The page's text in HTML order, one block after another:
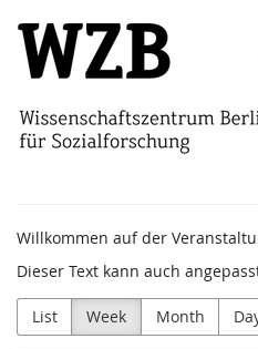
Skip to
main
content
Berlin
für
(WZB)
Willkommen auf der
Dieser Text kann auch
List Week Month